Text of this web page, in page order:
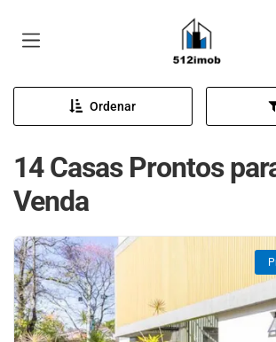
Página inicial
Ordenar
14 Casas Prontos
Venda